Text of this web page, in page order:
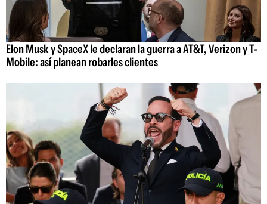
Elon Musk y SpaceX le declaran la guerra a AT&T, Verizon y T-
Mobile: así planean robarles clientes